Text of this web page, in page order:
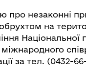
про незаконні
на
Національної
за тел. (0432-